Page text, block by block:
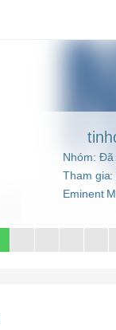
Nhóm: Đã
Tham gia:
Eminent